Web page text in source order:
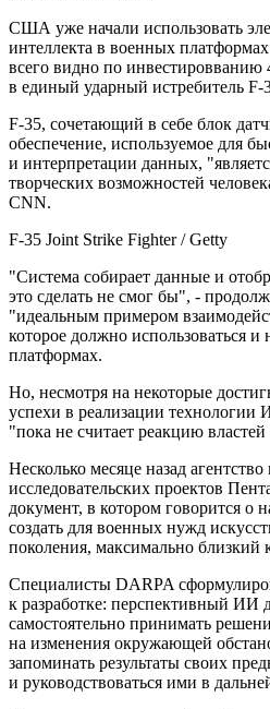
США уже начали использовать
интеллекта в военных
всего видно по инвестировванию
в единый ударный истребитель F-
F-35, сочетающий в себе блок
обеспечение, используемое для
и интерпретации данных,
творческих возможностей
CNN.
F-35 Joint Strike Fighter / Getty
"Система собирает данные и
это сделать не смог бы", -
"идеальным примером
которое должно использоваться
платформах.
Но, несмотря на некоторые
успехи в реализации технологии
"пока не считает реакцию
Несколько месяце назад
исследовательских проектов
документ, в котором говорится о
создать для военных нужд
поколения, максимально близкий
Специалисты DARPA
к разработке: перспективный ИИ
самостоятельно принимать
на изменения окружающей
запоминать результаты своих
и руководствоваться ими в